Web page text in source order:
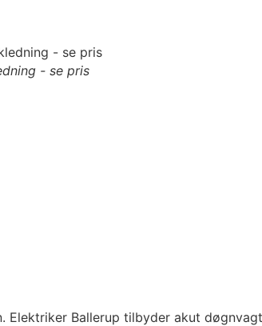
- se pris
Elektriker Ballerup tilbyder akut